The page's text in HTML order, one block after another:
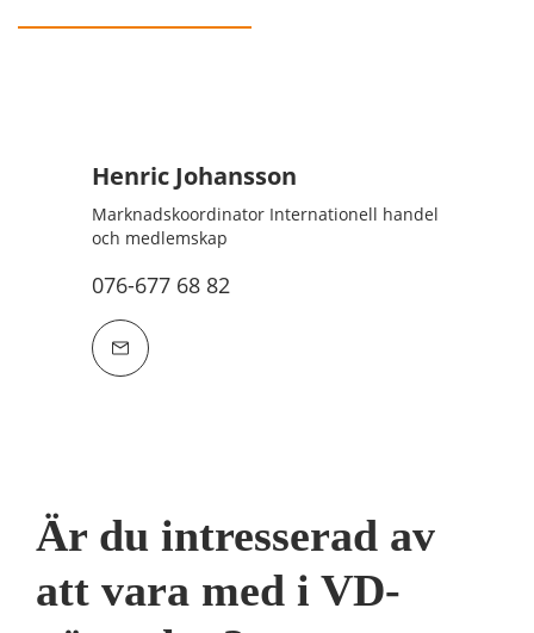
Henric Johansson
Marknadskoordinator Internationell handel
och medlemskap
076-677 68 82
Är du intresserad av
att vara med i VD-